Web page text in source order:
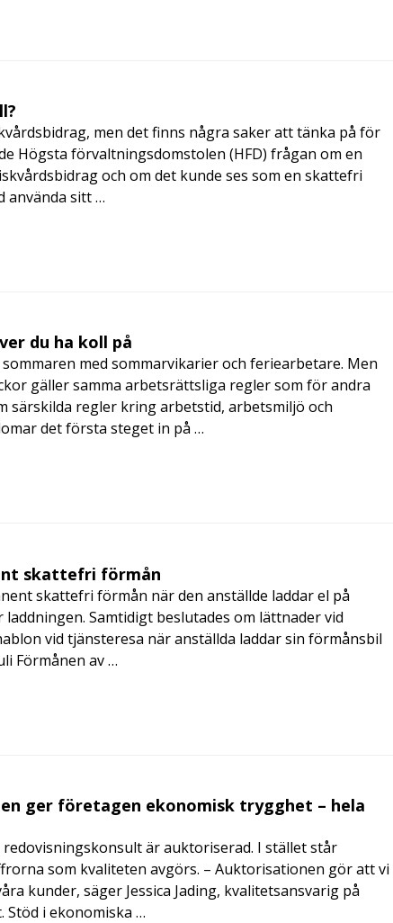
men det finns några saker att tänka på för
Högsta förvaltningsdomstolen (HFD) frågan om en
och om det kunde ses som en skattefri
använda sitt …
du ha koll på
med sommarvikarier och feriearbetare. Men
gäller samma arbetsrättsliga regler som för andra
särskilda regler kring arbetstid, arbetsmiljö och
det första steget in på …
skattefri förmån
skattefri förmån när den anställde laddar el på
Samtidigt beslutades om lättnader vid
vid tjänsteresa när anställda laddar sin förmånsbil
Förmånen av …
ger företagen ekonomisk trygghet – hela
är auktoriserad. I stället står
som kvaliteten avgörs. – Auktorisationen gör att vi
kunder, säger Jessica Jading, kvalitetsansvarig på
Stöd i ekonomiska …